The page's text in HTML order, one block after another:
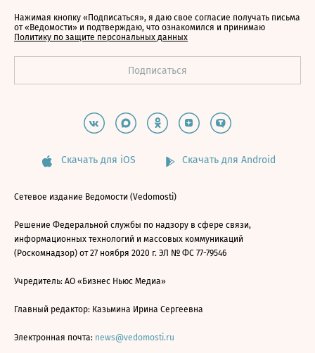
Нажимая кнопку «Подписаться», я даю свое согласие получать письма
от «Ведомости» и подтверждаю, что ознакомился и принимаю
Политику по защите персональных данных
Скачать для iOS Скачать для Android
Сетевое издание Ведомости (Vedomosti)
Решение Федеральной службы по надзору в сфере связи,
информационных технологий и массовых коммуникаций
(Роскомнадзор) от 27 ноября 2020 г. ЭЛ № ФС 77-79546
Учредитель: АО «Бизнес Ньюс Медиа»
Главный редактор: Казьмина Ирина Сергеевна
Электронная почта: news@vedomosti.ru